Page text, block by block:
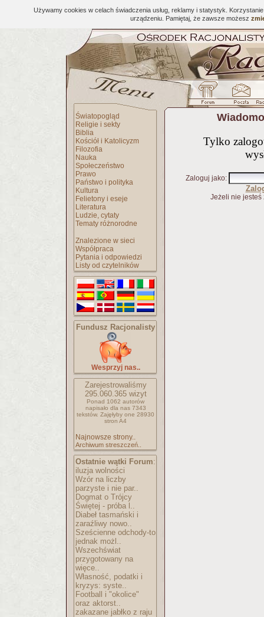
Używamy cookies w celach świadczenia usług, reklamy i statystyk.
urządzeniu. Pamiętaj, że zawsze możesz
Światopogląd
Religie i sekty
Biblia
Kościół i Katolicyzm
Filozofia
Nauka
Społeczeństwo
Prawo
Państwo i polityka
Kultura
Felietony i eseje
Literatura
Ludzie, cytaty
Tematy różnorodne
Znalezione w sieci
Współpraca
Pytania i odpowiedzi
Listy od czytelników
Fundusz Racjonalisty
Wesprzyj nas..
Zarejestrowaliśmy
295.060.365wizyt
Ponad 1062 autorów
napisało dla nas 7343
tekstów. Zajęłyby one 28930
stron A4
Najnowsze strony..
Archiwum streszczeń..
Ostatnie wątki Forum:
iluzja wolności
Wzór na liczby
parzyste i nie par..
Dogmat o Trójcy
Świętej - próba l..
Diabeł tasmański i
zaraźliwy nowo..
Sześcienne odchody-to
jednak możl..
Wszechświat
przygotowany na
więce..
Własność, podatki i
kryzys: syste..
Football i "okolice"
oraz aktorst..
zakazane jabłko z raju
Tylko
Zaloguj jako:
Jeżeli nie